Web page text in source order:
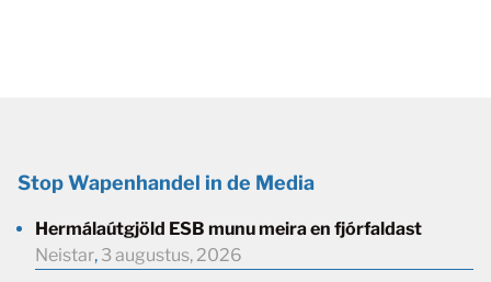
Stop Wapenhandel in de Media
Hermálaútgjöld ESB munu meira en fjórfaldast
Neistar, 3 augustus, 2026